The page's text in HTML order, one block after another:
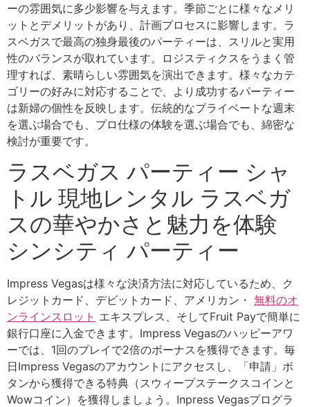
ーの雰囲気に多少影響を与えます。季節ごとに様々なメリ
ットとデメリットがあり、計画プロセスに影響します。ラ
スベガスで最高の独身最後のパーティーは、スリルと実用
性のバランスが取れています。ロジスティクスをうまく管
理すれば、素晴らしい雰囲気を演出できます。様々なカテ
ゴリーの好みに対応することで、より成功するパーティー
は新婦の個性を反映します。伝統的なプライベートな週末
を選ぶ場合でも、プロ仕様の体験を選ぶ場合でも、綿密な
検討が重要です。
ラスベガス パーティー シャ
トル 現地レンタル ラスベガ
スの華やかさと魅力を体験
シンシティ パーティー
Impress Vegasは様々な決済方法に対応しているため、ク
レジットカード、デビットカード、アメリカン・ 無料のオ
ンラインスロット エキスプレス、そしてFruit Payで簡単に
銀行口座に入金できます。Impress Vegasのハッピーアワ
ーでは、1回のプレイで2倍のボーナスを獲得できます。毎
日Impress Vegasのアカウントにアクセスし、「申請」ボ
タンから獲得できる特典（スウィープステークスコインと
Wowコイン）を獲得しましょう。Inpress Vegasプログラ